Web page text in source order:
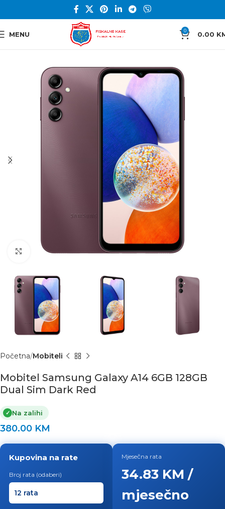
MENU 0 0.00
Click to enlarge
Početna Mobiteli
Mobitel Samsung Galaxy A14 6GB 128GB
Dual Sim Dark Red
✓ Na zalihi
380.00 KM
Kupovina na rate
Broj rata (odaberi)
Mjesečna rata
34.83 KM /
mjesečno